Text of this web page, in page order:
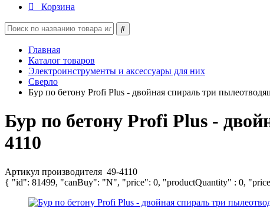
Корзина
Главная
Каталог товаров
Электроинструменты и аксессуары для них
Сверло
Бур по бетону Profi Plus - двойная спираль три
Бур по бетону Profi Plus -
4110
Артикул производителя 49-4110
{ "id": 81499, "canBuy": "N", "price": 0, "productQuantity" : 0,